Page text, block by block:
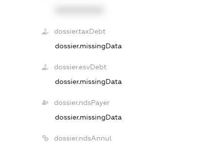
dossier.taxDebt
dossier.missingData
dossier.esvDebt
dossier.missingData
dossier.ndsPayer
dossier.missingData
dossier.ndsAnnul